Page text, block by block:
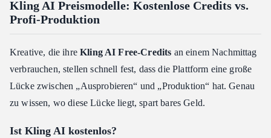
Kling AI Preismodelle: Kostenlose Credits vs.
Profi-Produktion
Kreative, die ihreKling AI Free-Credits an einem Nachmittag
verbrauchen, stellen schnell fest, dass die Plattform eine große
Lücke zwischen „Ausprobieren“ und „Produktion“ hat. Genau
zu wissen, wo diese Lücke liegt, spart bares Geld.
Ist Kling AI kostenlos?